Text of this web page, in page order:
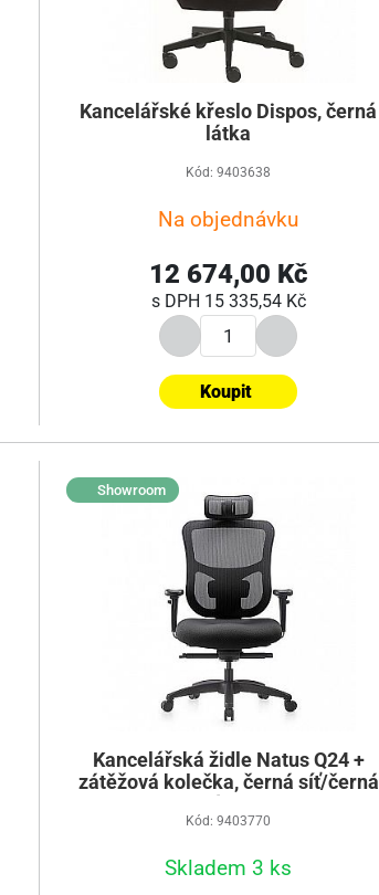
Kancelářské křeslo Dispos, černá
látka
Kód: 9403638
Na objednávku
12 674,00 Kč
s DPH 15 335,54 Kč
Koupit
Showroom
Kancelářská židle Natus Q24 +
zátěžová kolečka, černá síť/černá
Kód: 9403770
Skladem 3 ks